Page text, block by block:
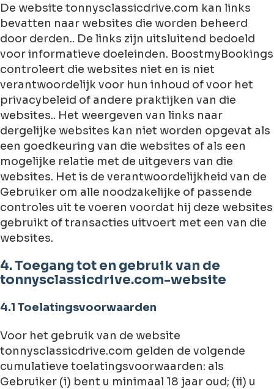
De website tonnysclassicdrive.com kan links
bevatten naar websites die worden beheerd
door derden.. De links zijn uitsluitend bedoeld
voor informatieve doeleinden. BoostmyBookings
controleert die websites niet en is niet
verantwoordelijk voor hun inhoud of voor het
privacybeleid of andere praktijken van die
websites.. Het weergeven van links naar
dergelijke websites kan niet worden opgevat als
een goedkeuring van die websites of als een
mogelijke relatie met de uitgevers van die
websites. Het is de verantwoordelijkheid van de
Gebruiker om alle noodzakelijke of passende
controles uit te voeren voordat hij deze websites
gebruikt of transacties uitvoert met een van die
websites.
4. Toegang tot en gebruik van de
tonnysclassicdrive.com-website
4.1 Toelatingsvoorwaarden
Voor het gebruik van de website
tonnysclassicdrive.com gelden de volgende
cumulatieve toelatingsvoorwaarden: als
Gebruiker (i) bent u minimaal 18 jaar oud; (ii) u